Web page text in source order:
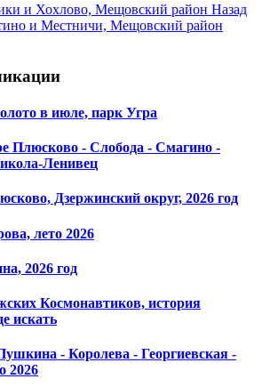
и Хохлово, Мещовский район Назад
и Местничи, Мещовский район
в июле, парк Угра
Плюсково - Слобода - Смагино -
Ленивец
Дзержинский округ, 2026 год
лето 2026
2026 год
Космонавтиков, история
искать
- Королева - Георгиевская -
2026